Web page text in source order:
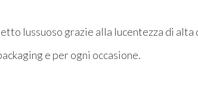
lussuoso grazie alla lucentezza di
e per ogni occasione.